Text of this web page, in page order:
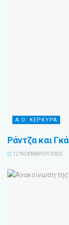
Α.Ο. ΚΕΡΚΥΡΑ
Ράντζα και
12 ΝΟΕΜΒΡΊΟΥ 2020